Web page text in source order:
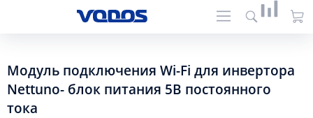
Модуль подключения Wi-Fi для инвертора
Nettuno- блок питания 5В постоянного
тока